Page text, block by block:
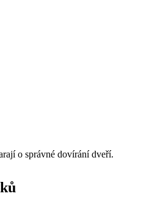
o správné dovírání dveří.